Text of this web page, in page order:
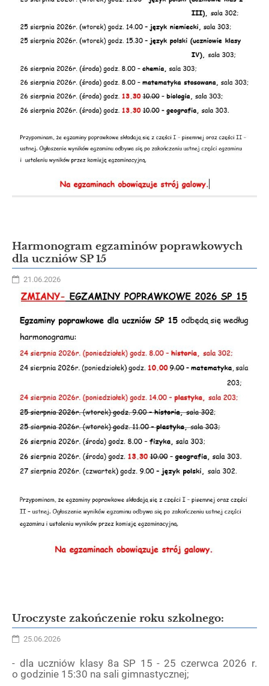
Harmonogram egzaminów poprawkowych
dla uczniów SP 15
21.06.2026
Uroczyste zakończenie roku szkolnego:
25.06.2026
- dla uczniów klasy 8a SP 15 - 25 czerwca 2026 r.
o godzinie 15:30 na sali gimnastycznej;